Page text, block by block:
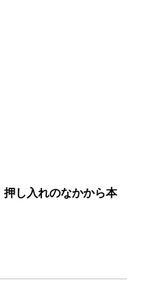
し入れのなかから本